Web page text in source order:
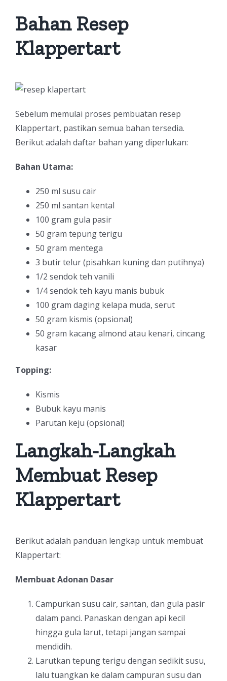
Bahan Resep
Klappertart
Sebelum memulai proses pembuatan resep
Klappertart, pastikan semua bahan tersedia.
Berikut adalah daftar bahan yang diperlukan:
Bahan Utama:
250 ml susu cair
250 ml santan kental
100 gram gula pasir
50 gram tepung terigu
50 gram mentega
3 butir telur (pisahkan kuning dan putihnya)
1/2 sendok teh vanili
1/4 sendok teh kayu manis bubuk
100 gram daging kelapa muda, serut
50 gram kismis (opsional)
50 gram kacang almond atau kenari, cincang
kasar
Topping:
Kismis
Bubuk kayu manis
Parutan keju (opsional)
Langkah-Langkah
Membuat Resep
Klappertart
Berikut adalah panduan lengkap untuk membuat
Klappertart:
Membuat Adonan Dasar
Campurkan susu cair, santan, dan gula pasir
dalam panci. Panaskan dengan api kecil
hingga gula larut, tetapi jangan sampai
mendidih.
Larutkan tepung terigu dengan sedikit susu,
lalu tuangkan ke dalam campuran susu dan